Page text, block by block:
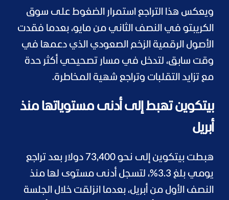
ويعكس هذا التراجع استمرار الضغوط على سوق
الكريبتو في النصف الثاني من مايو، بعدما فقدت
الأصول الرقمية الزخم الصعودي الذي دعمها في
وقت سابق، لتدخل في مسار تصحيحي أكثر حدة
مع تزايد التقلبات وتراجع شهية المخاطرة.
بيتكوين تهبط إلى أدنى مستوياتها منذ
أبريل
هبطت بيتكوين إلى نحو 73,400 دولار بعد تراجع
يومي بلغ 3.3%، لتسجل أدنى مستوى لها منذ
النصف الأول من أبريل، بعدما انزلقت خلال الجلسة